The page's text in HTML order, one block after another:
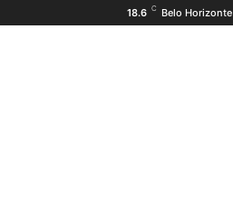
18.6 C Belo Horizonte